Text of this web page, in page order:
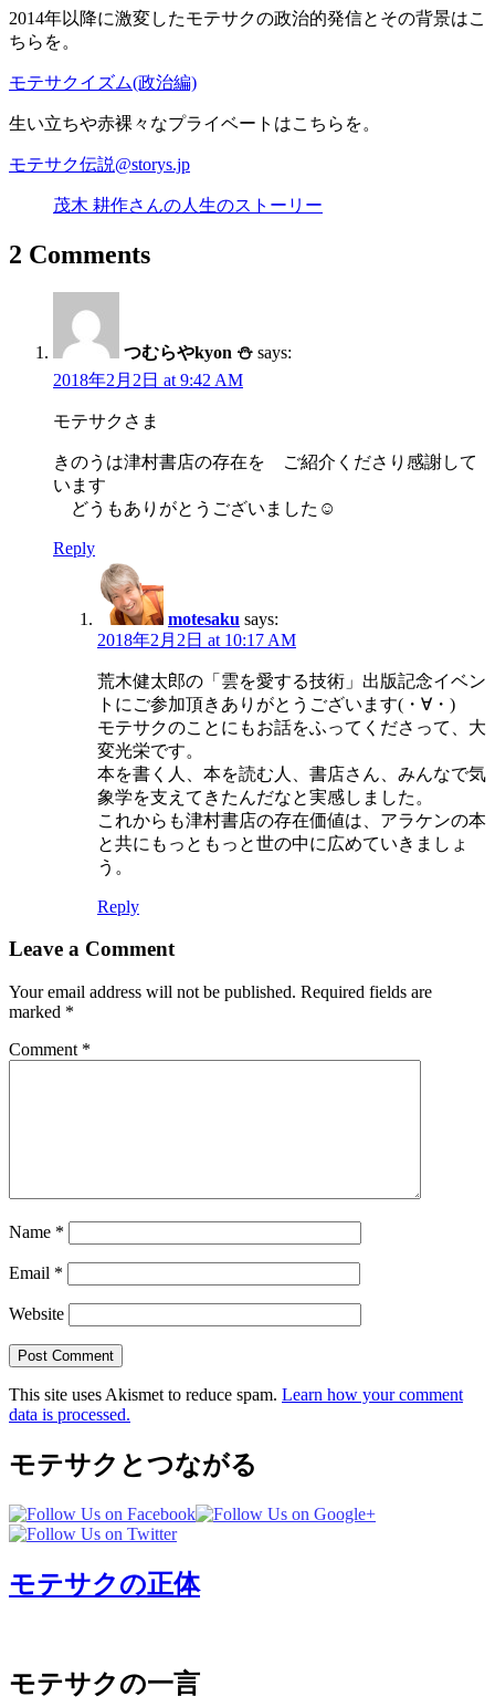
2014年以降に激変したモテサクの政治的発信とその背景はこ
ちらを。
モテサクイズム(政治編)
生い立ちや赤裸々なプライベートはこちらを。
モテサク伝説@storys.jp
茂木 耕作さんの人生のストーリー
2 Comments
つむらやkyon ⛄ says:
2018年2月2日 at 9:42 AM
モテサクさま
きのうは津村書店の存在を ご紹介くださり感謝して
います
どうもありがとうございました☺
Reply
motesaku says:
2018年2月2日 at 10:17 AM
荒木健太郎の「雲を愛する技術」出版記念イベン
トにご参加頂きありがとうございます(・∀・)
モテサクのことにもお話をふってくださって、大
変光栄です。
本を書く人、本を読む人、書店さん、みんなで気
象学を支えてきたんだなと実感しました。
これからも津村書店の存在価値は、アラケンの本
と共にもっともっと世の中に広めていきましょ
う。
Reply
Leave a Comment
Your email address will not be published. Required fields are
marked *
Comment *
Name *
Email *
Website
This site uses Akismet to reduce spam. Learn how your comment
data is processed.
モテサクとつながる
モテサクの正体
モテサクの一言